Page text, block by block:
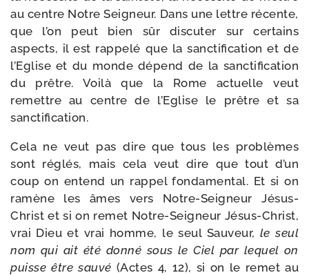
au centre Notre Seigneur. Dans une lettre récente,
que l’on peut bien sûr dis­cu­ter sur cer­tains
aspects, il est rap­pe­lé que la sanc­ti­fi­ca­tion et de
l’Eglise et du monde dépend de la sanc­ti­fi­ca­tion
du prêtre. Voilà que la Rome actuelle veut
remettre au centre de l’Eglise le prêtre et sa
sanctification.
Cela ne veut pas dire que tous les pro­blèmes
sont réglés, mais cela veut dire que tout d’un
coup on entend un rap­pel fon­da­men­tal. Et si on
ramène les âmes vers Notre-​Seigneur Jésus-​
Christ et si on remet Notre-​Seigneur Jésus-​Christ,
vrai Dieu et vrai homme, le seul Sauveur, le seul
nom qui ait été don­né sous le Ciel par lequel on
puisse être sau­vé (Actes 4, 12), si on le remet au